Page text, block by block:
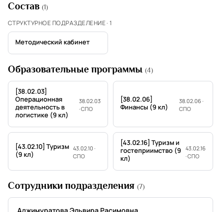
Состав (1)
СТРУКТУРНОЕ ПОДРАЗДЕЛЕНИЕ · 1
Методический кабинет
Образовательные программы (4)
[38.02.03]
Операционная
деятельность в
логистике (9 кл)
38.02.03
· СПО
[38.02.06]
Финансы (9 кл)
38.02.06 ·
СПО
[43.02.10] Туризм
(9 кл)
43.02.10 ·
СПО
[43.02.16] Туризм и
гостеприимство (9
кл)
43.02.16
· СПО
Сотрудники подразделения (7)